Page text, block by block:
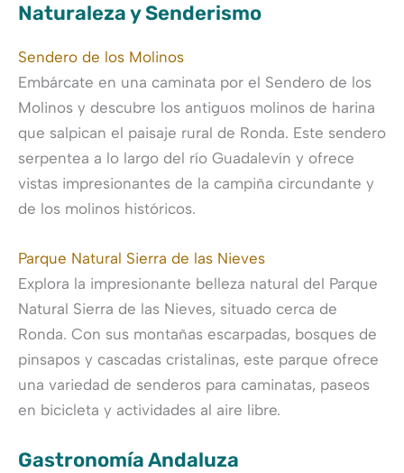
Naturaleza y Senderismo
Sendero de los Molinos
Embárcate en una caminata por el Sendero de los
Molinos y descubre los antiguos molinos de harina
que salpican el paisaje rural de Ronda. Este sendero
serpentea a lo largo del río Guadalevín y ofrece
vistas impresionantes de la campiña circundante y
de los molinos históricos.
Parque Natural Sierra de las Nieves
Explora la impresionante belleza natural del Parque
Natural Sierra de las Nieves, situado cerca de
Ronda. Con sus montañas escarpadas, bosques de
pinsapos y cascadas cristalinas, este parque ofrece
una variedad de senderos para caminatas, paseos
en bicicleta y actividades al aire libre.
Gastronomía Andaluza